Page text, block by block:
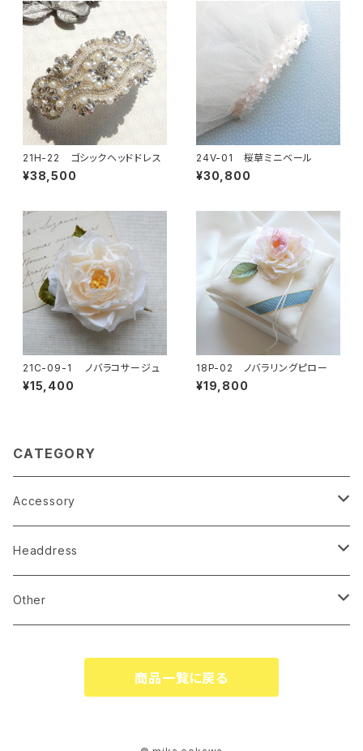
21H-22 ゴシックヘッドドレス
¥38,500
24V-01 桜草ミニベール
¥30,800
21C-09-1 ノバラコサージュ
¥15,400
18P-02 ノバラリングピロー
¥19,800
CATEGORY
Accessory
earrings
pierce
Headdress
linestone comb
Other
商品一覧に戻る